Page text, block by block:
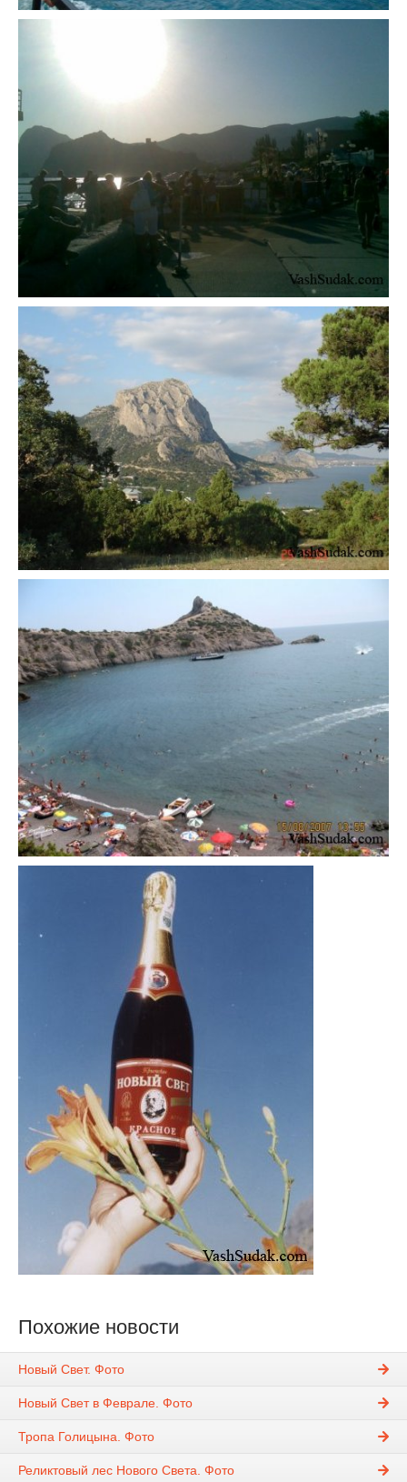
Похожие новости
Новый Свет. Фото
Новый Свет в Феврале. Фото
Тропа Голицына. Фото
Реликтовый лес Нового Света. Фото